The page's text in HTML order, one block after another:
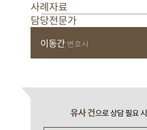
사례자료
담당전문가
이동간 변호사
유사 건으로 상담 필요 시